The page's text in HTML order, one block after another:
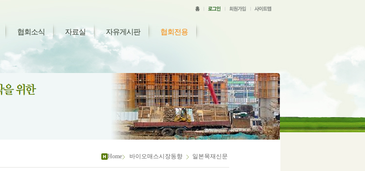
협회소식 자료실 자유게시판 협회전용
Home 바이오매스시장동향 일본목재신문